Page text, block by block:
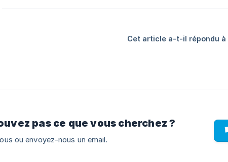
Cet article a-t-il répondu à
pas ce que vous cherchez ?
ou envoyez-nous un email.